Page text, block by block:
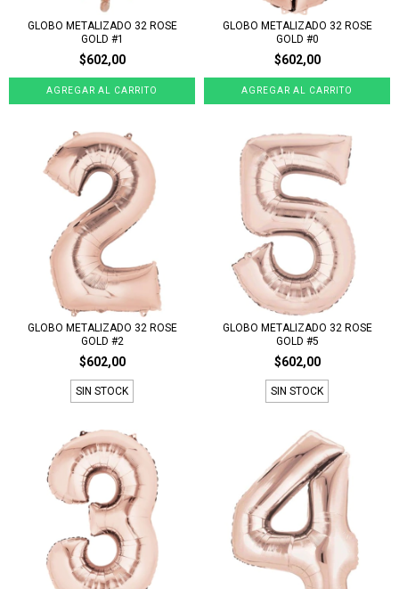
GLOBO METALIZADO 32 ROSE
GOLD #1
$602,00
GLOBO METALIZADO 32 ROSE
GOLD #0
$602,00
GLOBO METALIZADO 32 ROSE
GOLD #2
$602,00
SIN STOCK
GLOBO METALIZADO 32 ROSE
GOLD #5
$602,00
SIN STOCK